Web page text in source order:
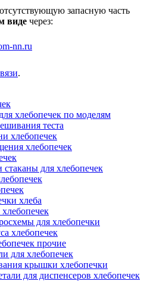
запасную часть
виде через:
nn.ru
.
хлебопечек по моделям
теста
хлебопечек
хлебопечек
для хлебопечек
хлеба
для хлебопечки
хлебопечек
прочие
для хлебопечек
крышки хлебопечки
для диспенсеров хлебопечек